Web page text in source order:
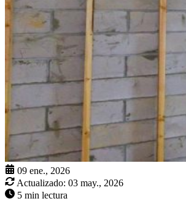
09 ene., 2026
Actualizado: 03 may., 2026
5 min lectura